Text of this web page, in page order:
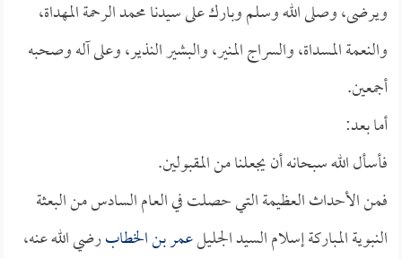
ويرضى، وصلى الله وسلم وبارك على سيدنا محمد الرحمة المهداة،
والنعمة المسداة، والسراج المنير، والبشير النذير، وعلى آله وصحبه
أجمعين.
أما بعد:
فأسأل الله سبحانه أن يجعلنا من المقبولين.
فمن الأحداث العظيمة التي حصلت في العام السادس من البعثة
النبوية المباركة إسلام السيد الجليلعمر بن الخطابرضي الله عنه،